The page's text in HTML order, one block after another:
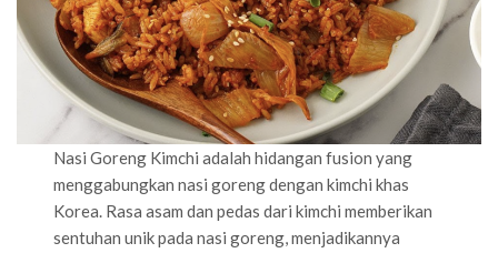
Nasi Goreng Kimchi adalah hidangan fusion yang
menggabungkan nasi goreng dengan kimchi khas
Korea. Rasa asam dan pedas dari kimchi memberikan
sentuhan unik pada nasi goreng, menjadikannya